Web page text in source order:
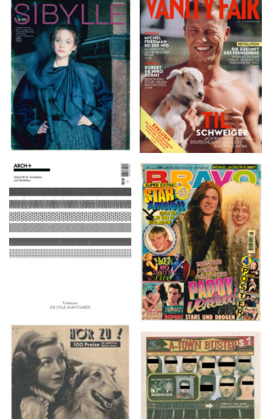
VANITY FAIR – Nr. 7 –
8. Februar 2007
SIBYLLE 6/89
ARCH+ Nr. 226, Herbst
2016
BRAVO – Nr. 8, 13. Febr.
1997
HÖR ZU! – 1949,
NUMMER 10, Woche
vom 27. Februar bis 05.
März
A-TOWN BUSTED –
8/15/16–9/1/16